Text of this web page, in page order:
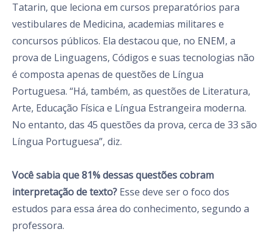
Tatarin, que leciona em cursos preparatórios para
vestibulares de Medicina, academias militares e
concursos públicos. Ela destacou que, no ENEM, a
prova de Linguagens, Códigos e suas tecnologias não
é composta apenas de questões de Língua
Portuguesa. “Há, também, as questões de Literatura,
Arte, Educação Física e Língua Estrangeira moderna.
No entanto, das 45 questões da prova, cerca de 33 são
Língua Portuguesa”, diz.
Você sabia que 81% dessas questões cobram
interpretação de texto? Esse deve ser o foco dos
estudos para essa área do conhecimento, segundo a
professora.